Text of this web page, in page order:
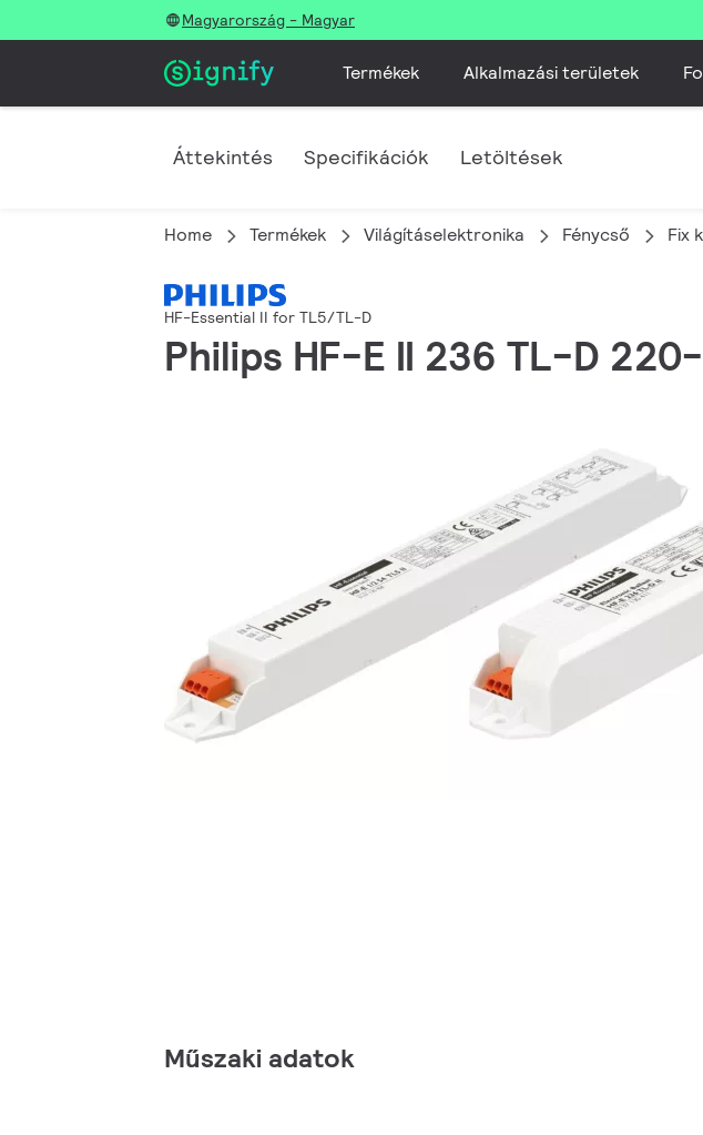
Magyarország - Magyar
Termékek Alkalmazási területek
Áttekintés Specifikációk Letöltések
Home Termékek Világításelektronika Fénycső Fix
HF-Essential II for TL5/TL-D
Philips HF-E II 236 TL-D
Műszaki adatok